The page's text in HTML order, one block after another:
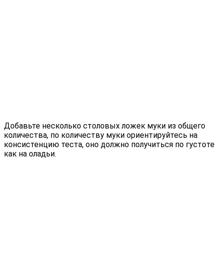
Добавьте несколько столовых ложек муки из общего
количества, по количеству муки ориентируйтесь на
консистенцию теста, оно должно получиться по густоте
как на оладьи.